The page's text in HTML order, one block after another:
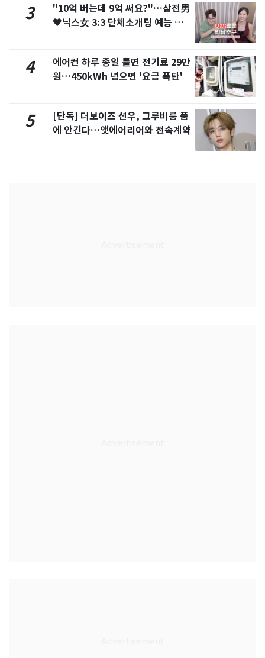
3
"10억 버는데 9억 써요?"…삼전男
♥닉스女 3:3 단체소개팅 예능 화
4
에어컨 하루 종일 틀면 전기료 29만
원…450kWh 넘으면 '요금 폭탄'
5
[단독] 더보이즈 선우, 그루비룸 품
에 안긴다…앳에어리어와 전속계약